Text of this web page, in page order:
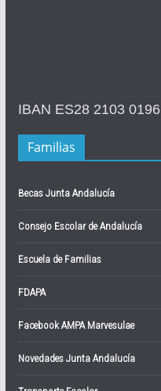
IBAN ES28 2103
Familias
Becas Junta Andalucía
Consejo Escolar de Andalucía
Escuela de Familias
FDAPA
Facebook AMPA Marvesulae
Novedades Junta Andalucía